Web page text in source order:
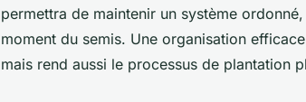
permettra de maintenir un système
moment du semis. Une organisation
mais rend aussi le processus de plantation